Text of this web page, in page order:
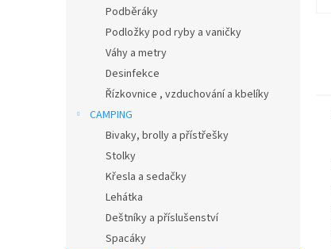
Podběráky
Podložky pod ryby a vaničky
Váhy a metry
Desinfekce
Řízkovnice , vzduchování a kbelíky
CAMPING
Bivaky, brolly a přístřešky
Stolky
Křesla a sedačky
Lehátka
Deštníky a příslušenství
Spacáky